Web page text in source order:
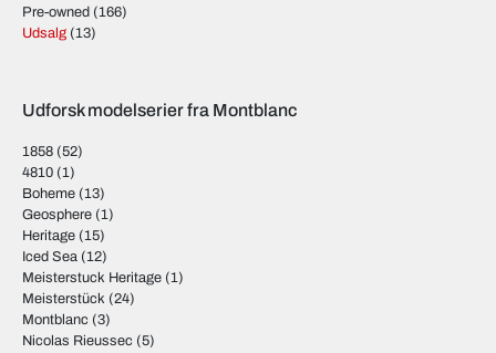
Pre-owned (166)
Udsalg (13)
Udforsk modelserier fra Montblanc
1858 (52)
4810 (1)
Boheme (13)
Geosphere (1)
Heritage (15)
Iced Sea (12)
Meisterstuck Heritage (1)
Meisterstück (24)
Montblanc (3)
Nicolas Rieussec (5)